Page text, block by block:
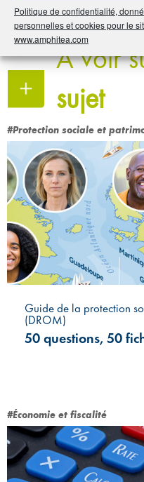
Politique de confidentialité,
personnelles et cookies pour le
www.amphitea.com
Partager
À voir
sujet
#Protection sociale et
Guide de la protection
(DROM)
50 questions, 50
#Économie et fiscalité